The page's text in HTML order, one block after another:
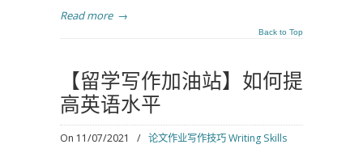
Read more →
Back to Top
【留学写作加油站】如何提
高英语水平
On 11/07/2021 / 论文作业写作技巧 Writing Skills